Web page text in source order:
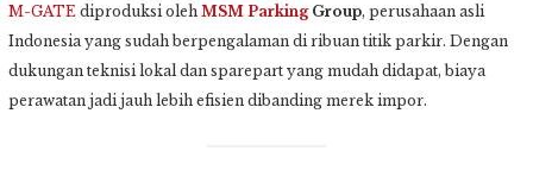
M-GATE diproduksi oleh MSM ParkingGroup, perusahaan asli
Indonesia yang sudah berpengalaman di ribuan titik parkir. Dengan
dukungan teknisi lokal dan sparepart yang mudah didapat, biaya
perawatan jadi jauh lebih efisien dibanding merek impor.